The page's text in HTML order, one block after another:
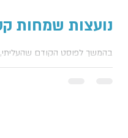
נועצות שמחות
בהמשך לפוסט הקודם
מההתכווננות ומהחלטות